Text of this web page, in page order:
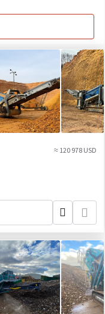
≈ 120 978 USD